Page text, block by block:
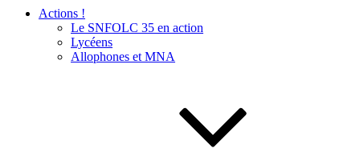
Actions !
Le SNFOLC 35 en action
Lycéens
Allophones et MNA